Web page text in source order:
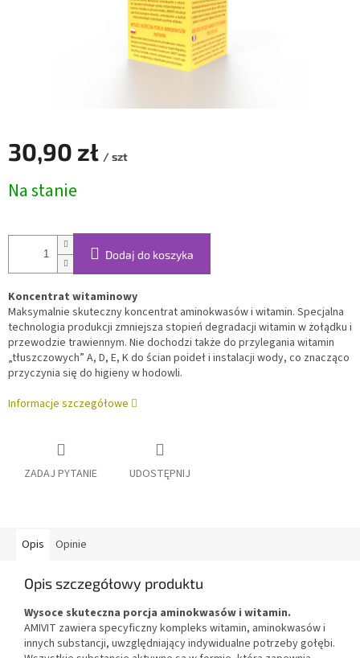
30,90 zł / szt
jednostkowa:
Na stanie
Dodaj do koszyka
Koncentrat witaminowy
Maksymalnie skuteczny koncentrat aminokwasów i witamin. Specjalna
technologia produkcji zmniejsza stopień degradacji witamin w żołądku i
przewodzie trawiennym. Nie dochodzi także do przylegania witamin
„tłuszczowych” A, D, E, K do ścian poideł i instalacji wody, co znacząco
przyczynia się do higieny w hodowli.
Informacje szczegółowe
ZADAJ PYTANIE UDOSTĘPNIJ
Opis Opinie
Opis szczegółowy produktu
Wysoce skuteczna porcja aminokwasów i witamin.
AMIVIT zawiera specyficzny kompleks witamin, aminokwasów i
innych substancji, uwzględniający indywidualne potrzeby gołębi.